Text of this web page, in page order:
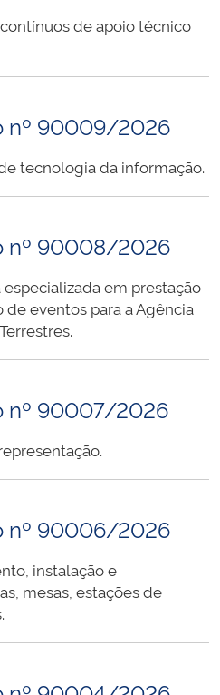
de apoio técnico
nº 90009/2026
tecnologia da informação.
nº 90008/2026
em prestação
eventos para a Agência
nº 90007/2026
nº 90006/2026
instalação e
mesas, estações de